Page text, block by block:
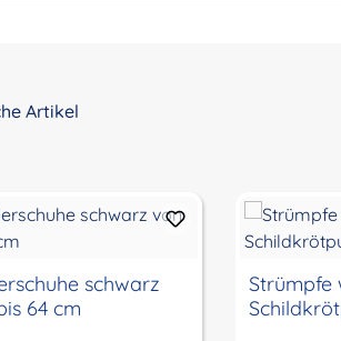
Artikel
schwarz
64 cm
Strümpfe